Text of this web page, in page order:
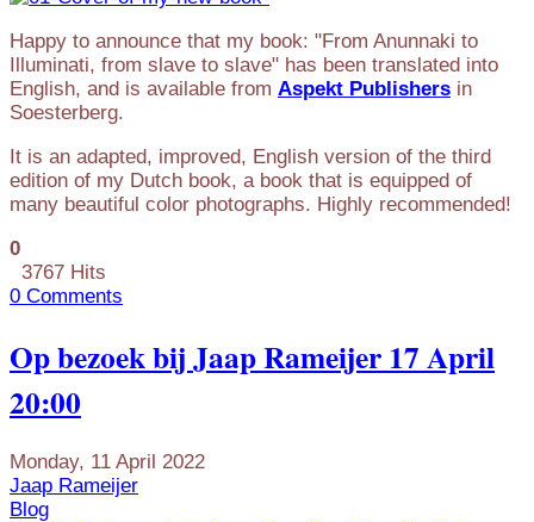
Happy to announce that my book: "From Anunnaki to
Illuminati, from slave to slave" has been translated into
English, and is available from Aspekt Publishers in
Soesterberg.
It is an adapted, improved, English version of the third
edition of my Dutch book, a book that is equipped of
many beautiful color photographs. Highly recommended!
0
3767 Hits
0 Comments
Op bezoek bij Jaap Rameijer 17 April
20:00
Monday, 11 April 2022
Jaap Rameijer
Blog